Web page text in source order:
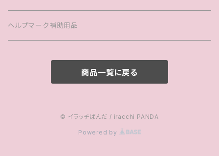
ヘルプマーク補助用品
商品一覧に戻る
© イラッチぱんだ / iracchi PANDA
Powered by